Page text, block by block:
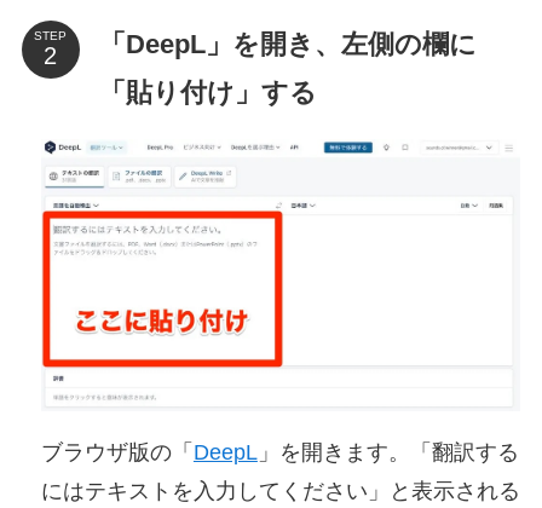
STEP
「DeepL」を開き、左側の欄に
「貼り付け」する
ブラウザ版の「 DeepL」を開きます。「翻訳する
にはテキストを入力してください」と表示される